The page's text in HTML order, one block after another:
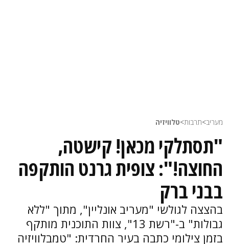
מעריב>תרבות>טלוויזיה
"תסתלקי מכאן! קישטה,
החוצה!": צופית גרנט הותקפה
בבני ברק
בהצצה לגולשי "מעריב אונליין", מתוך "ללא
גבולות" ב-"רשת 13", צוות התוכנית מותקף
בזמן צילומי כתבה בעיר החרדית: "טמבלוויזיה